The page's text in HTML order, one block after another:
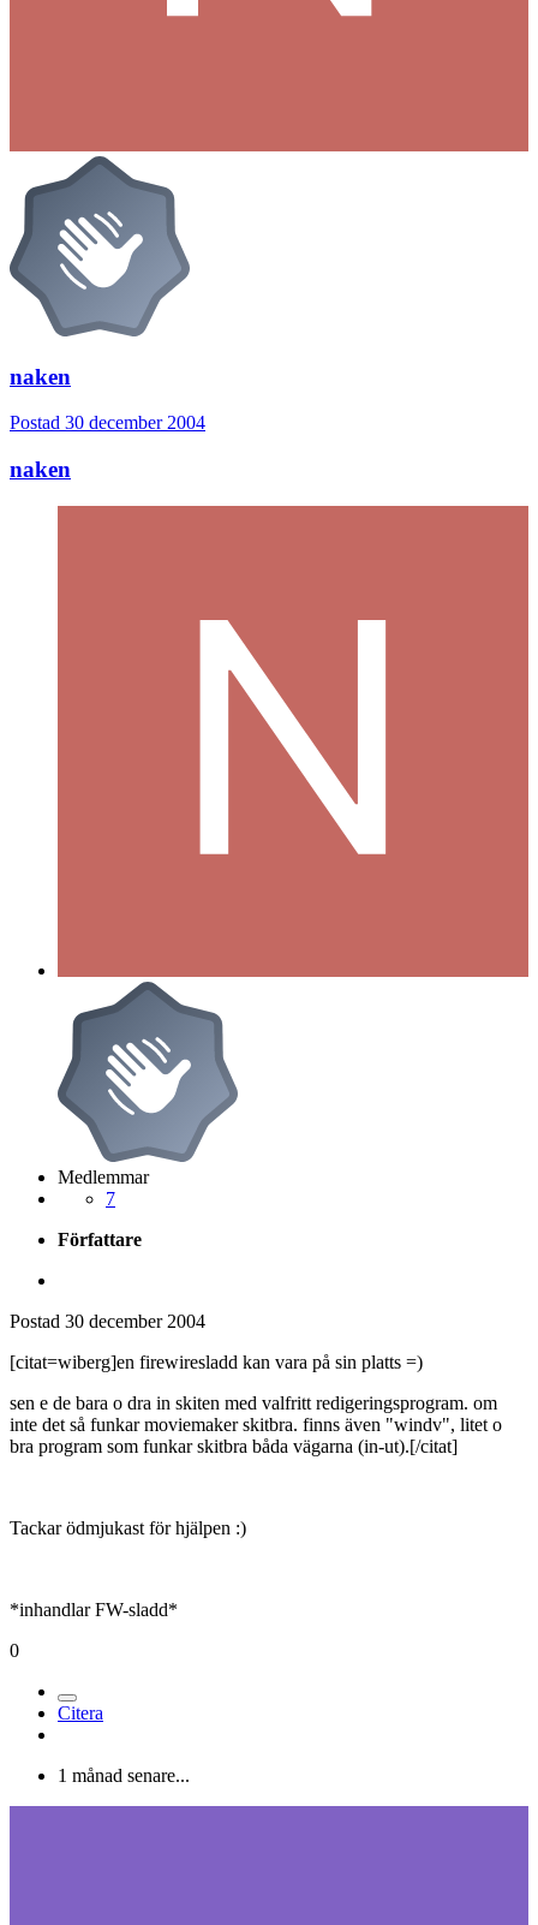
naken
Postad 30 december 2004
naken
Medlemmar
7
Författare
Postad 30 december 2004
[citat=wiberg]en firewiresladd kan vara på sin platts =)
sen e de bara o dra in skiten med valfritt redigeringsprogram. om
inte det så funkar moviemaker skitbra. finns även "windv", litet o
bra program som funkar skitbra båda vägarna (in-ut).[/citat]
Tackar ödmjukast för hjälpen :)
*inhandlar FW-sladd*
0
Citera
1 månad senare...